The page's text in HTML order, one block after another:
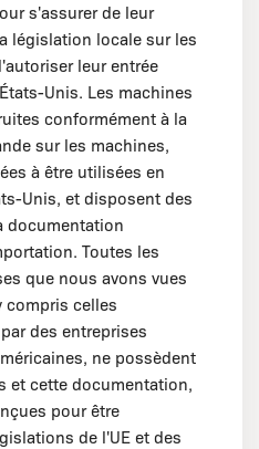
s'assurer de leur
législation locale sur les
leur entrée
Unis. Les machines
conformément à la
sur les machines,
à être utilisées en
Unis, et disposent des
documentation
Toutes les
que nous avons vues
compris celles
des entreprises
ne possèdent
et cette documentation,
pour être
de l'UE et des